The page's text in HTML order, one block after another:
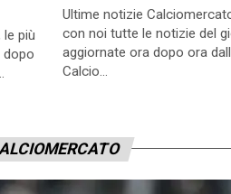
più
dopo
Ultime notizie
con noi tutte le notizie del
aggiornate ora dopo ora
Calcio...